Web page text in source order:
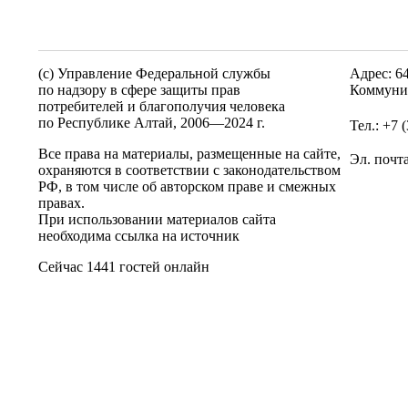
(c) Управление Федеральной службы
по надзору в сфере защиты прав
потребителей и благополучия человека
по Республике Алтай, 2006—2024 г.
Все права на материалы, размещенные на сайте,
охраняются в соответствии с законодательством
РФ, в том числе об авторском праве и смежных
правах.
При использовании материалов сайта
необходима ссылка на источник
Сейчас 1441 гостей онлайн
Адрес:
Тел.: +7
Эл.